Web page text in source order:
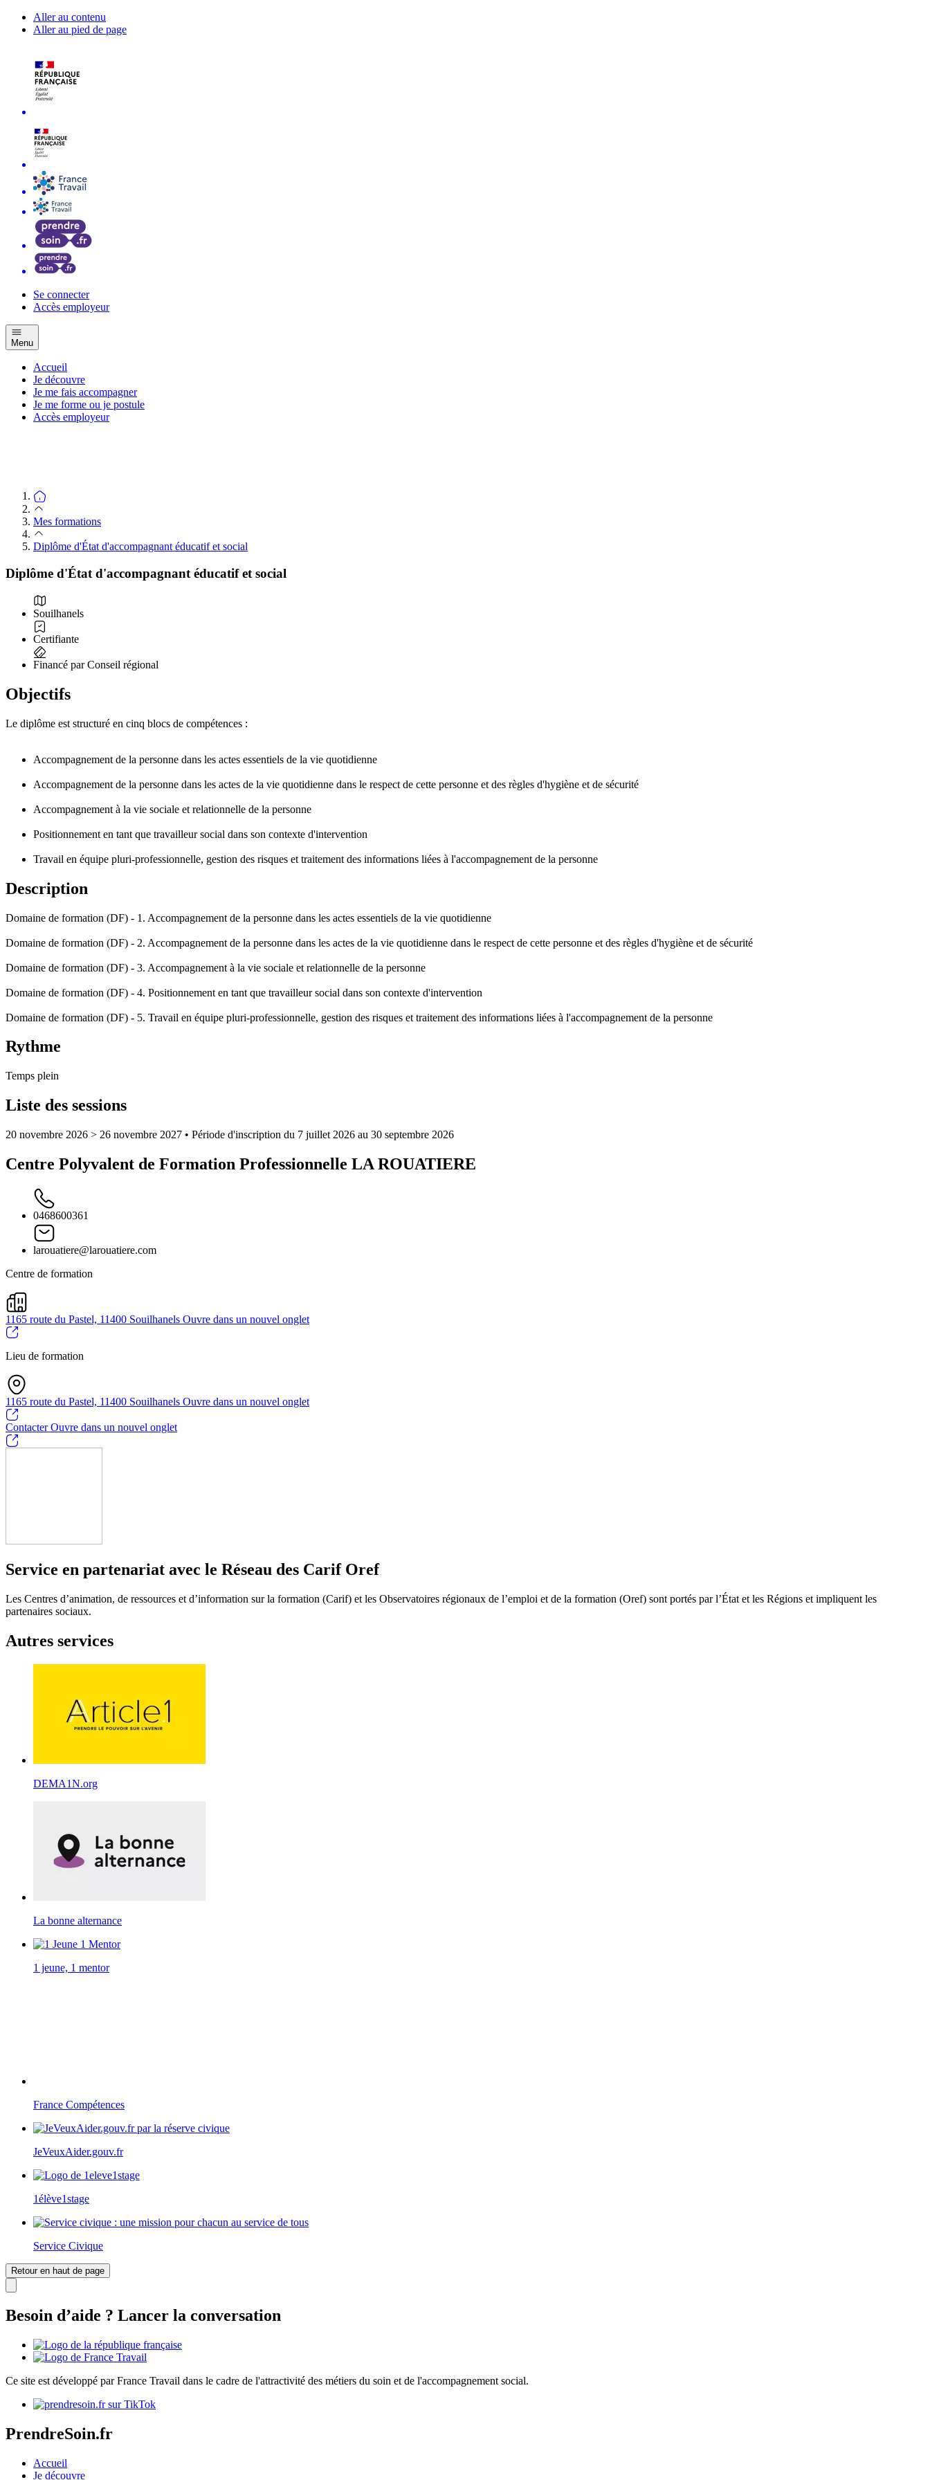
Aller au contenu
Aller au pied de page
Se connecter
Accès employeur
Menu
Accueil
Je découvre
Je me fais accompagner
Je me forme ou je postule
Accès employeur
Mes formations
Diplôme d'État d'accompagnant éducatif et social
Diplôme d'État d'accompagnant éducatif et social
Souilhanels
Certifiante
Financé par Conseil régional
Objectifs
Le diplôme est structuré en cinq blocs de compétences :
Accompagnement de la personne dans les actes essentiels de la vie quotidienne
Accompagnement de la personne dans les actes de la vie quotidienne dans le respect de cette personne et des règles d'hygiène et de sécurité
Accompagnement à la vie sociale et relationnelle de la personne
Positionnement en tant que travailleur social dans son contexte d'intervention
Travail en équipe pluri-professionnelle, gestion des risques et traitement des informations liées à l'accompagnement de la personne
Description
Domaine de formation (DF) - 1. Accompagnement de la personne dans les actes essentiels de la vie quotidienne
Domaine de formation (DF) - 2. Accompagnement de la personne dans les actes de la vie quotidienne dans le respect de cette personne et des règles d'hygiène et de sécurité
Domaine de formation (DF) - 3. Accompagnement à la vie sociale et relationnelle de la personne
Domaine de formation (DF) - 4. Positionnement en tant que travailleur social dans son contexte d'intervention
Domaine de formation (DF) - 5. Travail en équipe pluri-professionnelle, gestion des risques et traitement des informations liées à l'accompagnement de la personne
Rythme
Temps plein
Liste des sessions
20 novembre 2026 > 26 novembre 2027 • Période d'inscription du 7 juillet 2026 au 30 septembre 2026
Centre Polyvalent de Formation Professionnelle LA ROUATIERE
0468600361
larouatiere@larouatiere.com
Centre de formation
1165 route du Pastel, 11400 Souilhanels Ouvre dans un nouvel onglet
Lieu de formation
1165 route du Pastel, 11400 Souilhanels Ouvre dans un nouvel onglet
ContacterOuvre dans un nouvel onglet
Service en partenariat avec le Réseau des Carif Oref
Les Centres d’animation, de ressources et d’information sur la formation (Carif) et les Observatoires régionaux de l’emploi et de la formation (Oref) sont portés par l’État et les Régions et impliquent les
partenaires sociaux.
Autres services
DEMA1N.org
La bonne alternance
1 jeune, 1 mentor
France Compétences
JeVeuxAider.gouv.fr
1élève1stage
Service Civique
Retour en haut de page
Besoin d’aide ? Lancer la conversation
Ce site est développé par France Travail dans le cadre de l'attractivité des métiers du soin et de l'accompagnement social.
PrendreSoin.fr
Accueil
Je découvre